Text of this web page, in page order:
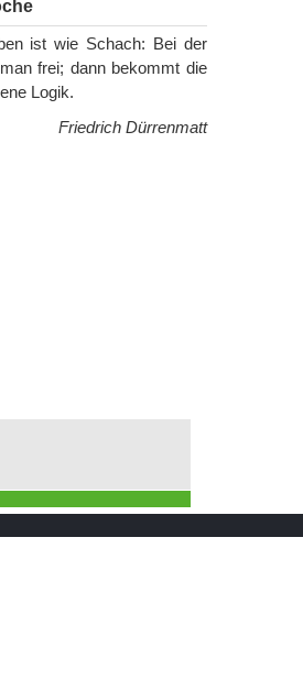
ist wie Schach: Bei der
frei; dann bekommt die
Logik.
Friedrich Dürrenmatt